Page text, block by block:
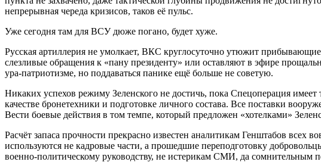
непрерывная череда кризисов, таков её пульс.
Уже сегодня там для ВСУ дюже погано, будет хуже.
Русская артиллерия не умолкает, ВКС круглосуточно утюжит
слезливые обращения к «пану президенту» или оставляют в эфире
ура-патриотизме, но поддаваться панике ещё больше не советую.
Никаких успехов режиму Зеленского не достичь, пока Спецоперация
качестве бронетехники и подготовке личного состава. Все поставки
Вести боевые действия в том темпе, который предложен «хотелками»
Расчёт запаса прочности прекрасно известен аналитикам Генштабов всех
используются не кадровые части, а прошедшие переподготовку
военно-политическому руководству, не истерикам СМИ, да сомнительным